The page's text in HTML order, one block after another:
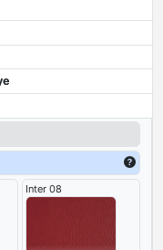
Inter 08